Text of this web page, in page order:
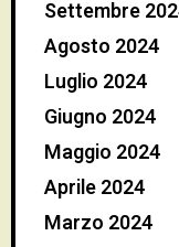
Settembre
Agosto 2024
Luglio 2024
Giugno 2024
Maggio 2024
Aprile 2024
Marzo 2024